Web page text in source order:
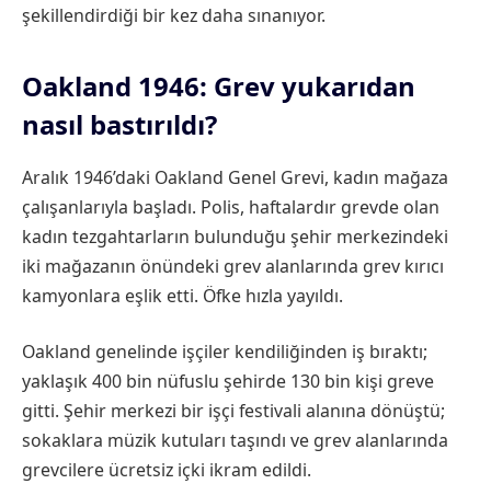
şekillendirdiği bir kez daha sınanıyor.
Oakland 1946: Grev yukarıdan
nasıl bastırıldı?
Aralık 1946’daki Oakland Genel Grevi, kadın mağaza
çalışanlarıyla başladı. Polis, haftalardır grevde olan
kadın tezgahtarların bulunduğu şehir merkezindeki
iki mağazanın önündeki grev alanlarında grev kırıcı
kamyonlara eşlik etti. Öfke hızla yayıldı.
Oakland genelinde işçiler kendiliğinden iş bıraktı;
yaklaşık 400 bin nüfuslu şehirde 130 bin kişi greve
gitti. Şehir merkezi bir işçi festivali alanına dönüştü;
sokaklara müzik kutuları taşındı ve grev alanlarında
grevcilere ücretsiz içki ikram edildi.